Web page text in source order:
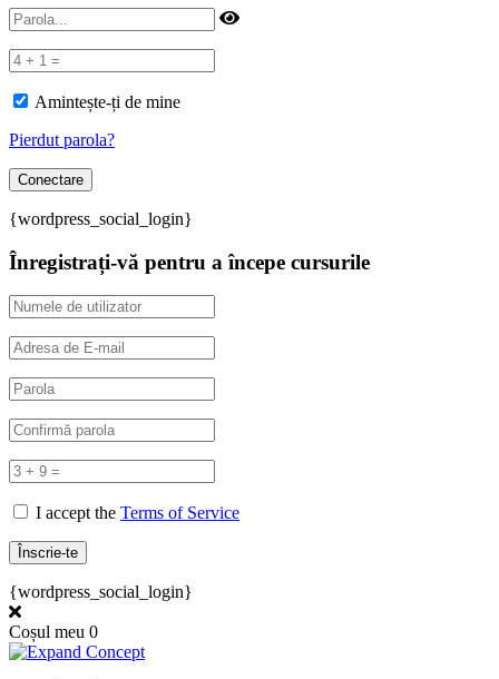
Amintește-ți de mine
Pierdut parola?
{wordpress_social_login}
Înregistrați-vă pentru a începe cursurile
I accept the Terms of Service
{wordpress_social_login}
Coșul meu 0